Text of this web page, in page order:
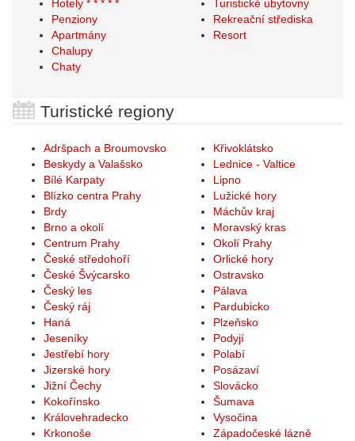
Hotely * * * * *
Penziony
Apartmány
Chalupy
Chaty
Turistické ubytovny
Rekreační střediska
Resort
Turistické regiony
Adršpach a Broumovsko
Beskydy a Valašsko
Bílé Karpaty
Blízko centra Prahy
Brdy
Brno a okolí
Centrum Prahy
České středohoří
České Švýcarsko
Český les
Český ráj
Haná
Jeseníky
Jestřebí hory
Jizerské hory
Jižní Čechy
Kokořínsko
Královehradecko
Krkonoše
Křivoklátsko
Lednice - Valtice
Lipno
Lužické hory
Máchův kraj
Moravský kras
Okolí Prahy
Orlické hory
Ostravsko
Pálava
Pardubicko
Plzeňsko
Podyjí
Polabí
Posázaví
Slovácko
Šumava
Vysočina
Západočeské lázně